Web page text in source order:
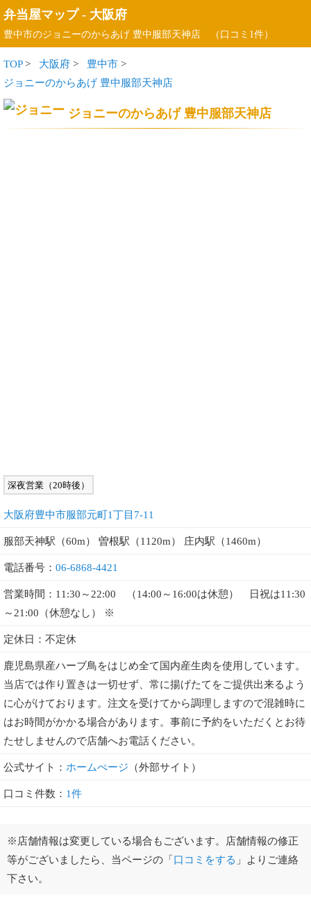
弁当屋マップ- 大阪府
豊中市のジョニーのからあげ 豊中服部天神店 （口コミ1件）
TOP> 大阪府 > 豊中市 >
ジョニーのからあげ 豊中服部天神店
ジョニーのからあげ 豊中服部天神店
深夜営業（20時後）
大阪府豊中市服部元町1丁目7-11
服部天神駅（60m） 曽根駅（1120m） 庄内駅（1460m）
電話番号： 06-6868-4421
営業時間：11:30～22:00 （14:00～16:00は休憩） 日祝は11:30
～21:00（休憩なし） ※
定休日：不定休
鹿児島県産ハーブ鳥をはじめ全て国内産生肉を使用しています。
当店では作り置きは一切せず、常に揚げたてをご提供出来るよう
に心がけております。注文を受けてから調理しますので混雑時に
はお時間がかかる場合があります。事前に予約をいただくとお待
たせしませんので店舗へお電話ください。
公式サイト： ホームぺージ （外部サイト）
口コミ件数： 1件
※店舗情報は変更している場合もございます。店舗情報の修正
等がございましたら、当ページの「口コミをする 」よりご連絡
下さい。